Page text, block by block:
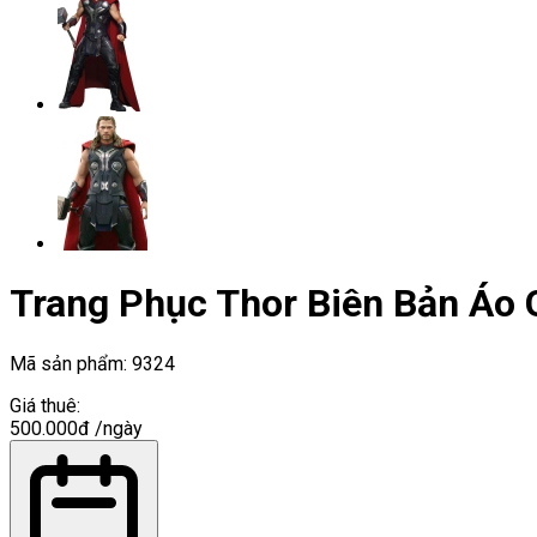
Trang Phục Thor Biên Bản Áo
Mã sản phẩm: 9324
Giá thuê:
500.000đ /ngày